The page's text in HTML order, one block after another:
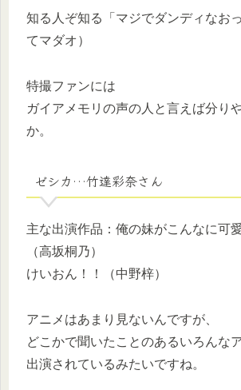
知る人ぞ知る「マジでダンディなお
てマダオ）
特撮ファンには
ガイアメモリの声の人と言えば分り
か。
ゼシカ…竹達彩奈さん
主な出演作品：俺の妹がこんなに可
（高坂桐乃）
けいおん！！（中野梓）
アニメはあまり見ないんですが、
どこかで聞いたことのあるいろんな
出演されているみたいですね。